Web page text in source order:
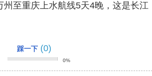
至重庆上水航线5天4晚，这是长江
踩一下 (0)
0%